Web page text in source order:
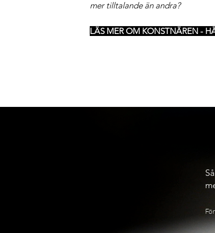
mer tilltalande än andra?
LÄS MER OM KONSTNÄREN -